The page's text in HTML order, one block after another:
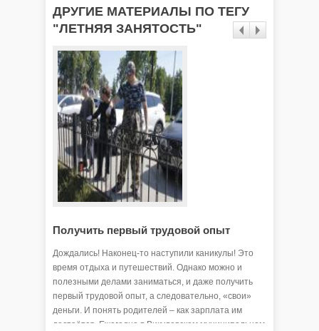
ДРУГИЕ МАТЕРИАЛЫ ПО ТЕГУ
"ЛЕТНЯЯ ЗАНЯТОСТЬ"
Получить первый трудовой опыт
Дождались! Наконец-то наступили каникулы! Это
время отдыха и путешествий. Однако можно и
полезными делами заниматься, и даже получить
первый трудовой опыт, а следовательно, «свои»
деньги. И понять родителей – как зарплата им
достаётся. Ежегодно в Викуловском муниципальном